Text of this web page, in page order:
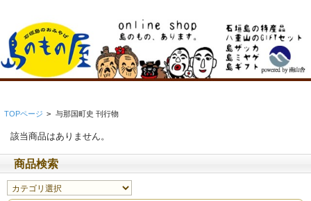
TOPページ > 与那国町史 刊行物
該当商品はありません。
商品検索